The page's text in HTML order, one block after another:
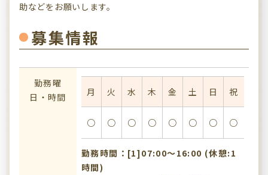
助などをお願いします。
募集情報
勤務曜
日・時間
月 火 水 木 金 土 日 祝
○ ○ ○ ○ ○ ○ ○ ○
勤務時間：[1]07:00〜16:00 (休憩:1
時間)